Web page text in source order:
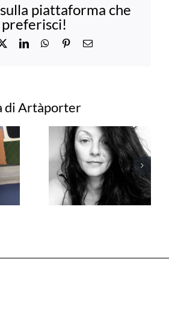
piattaforma che
preferisci!
LinkedInWhatsApp
PinterestEmail